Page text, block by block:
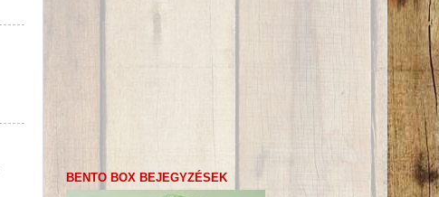
BENTO BOX BEJEGYZÉSEK